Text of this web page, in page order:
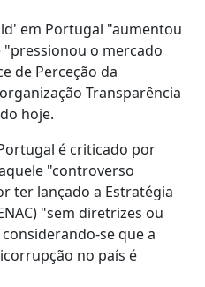
em Portugal "aumentou
o mercado
de Perceção da
Transparência
hoje.
é criticado por
"controverso
ter lançado a Estratégia
"sem diretrizes ou
se que a
no país é